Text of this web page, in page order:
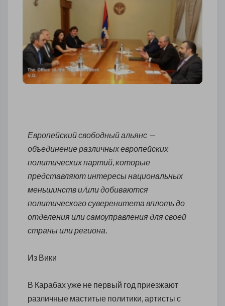
Европейский свободный альянс —
объединение различных европейских
политических партий, которые
представляют интересы национальных
меньшинств и/или добиваются
политического суверенитета вплоть до
отделения или самоуправления для своей
страны или региона.
Из Вики
В Карабах уже не первый год приезжают
различные маститые политики, артисты с